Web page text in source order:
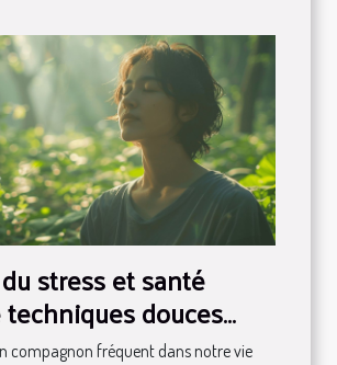
stress et santé
douces
apaisé
compagnon fréquent dans notre vie